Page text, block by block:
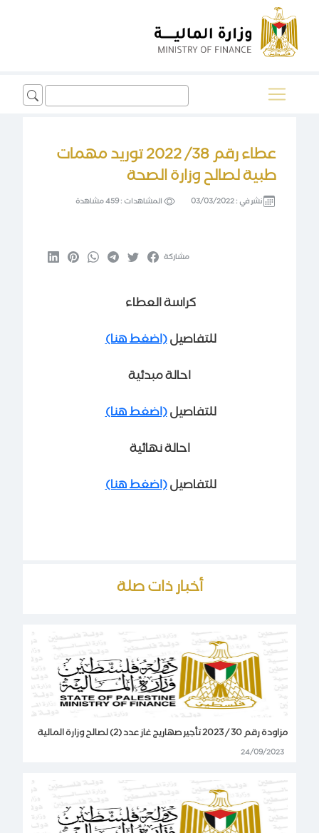
Search
for:
عطاء رقم 38/ 2022 توريد مهمات
طبية لصالح وزارة الصحة
نشر في :03/03/2022 المشاهدات :459 مشاهدة
مشاركة
كراسة العطاء
للتفاصيل(اضغط هنا)
احالة مبدئية
للتفاصيل(اضغط هنا)
احالة نهائية
للتفاصيل(اضغط هنا)
أخبار ذات صلة
مزاودة رقم 30 / 2023 تأجير صهاريج غاز عدد (2) لصالح وزارة المالية
24/09/2023